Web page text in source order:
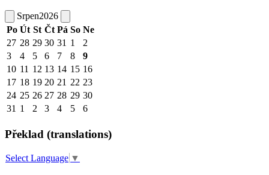
Srpen2026
Po Út St Čt Pá So Ne
27 28 29 30 31 1
2
3
4 5 6 7 8
9
10 11 12 13 14 15 16
17 18 19 20 21 22 23
24 25 26 27 28 29 30
31 1 2 3 4 5 6
Překlad (translations)
Select Language ▼